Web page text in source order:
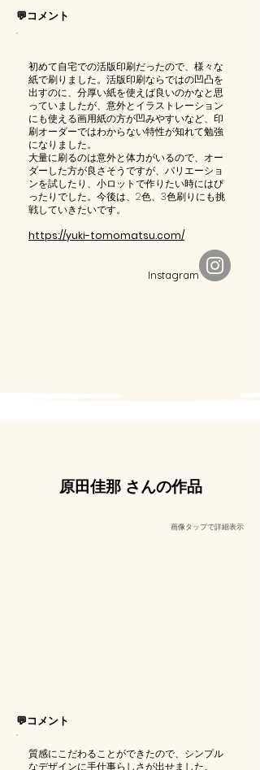
💬コメント
初めて自宅での活版印刷だったので、様々な
紙で刷りました。活版印刷ならではの凹凸を
出すのに、分厚い紙を使えば良いのかなと思
っていましたが、意外とイラストレーション
にも使える画用紙の方が凹みやすいなど、印
刷オーダーではわからない特性が知れて勉強
になりました。
大量に刷るのは意外と体力がいるので、オー
ダーした方が良さそうですが、バリエーショ
ンを試したり、小ロットで作りたい時にはぴ
ったりでした。今後は、2色、3色刷りにも挑
戦していきたいです。
https://yuki-tomomatsu.com/
​Instagram
原田佳那 さんの作品
​画像タップで詳細表示
💬コメント
質感にこだわることができたので、シンプル
なデザインに手仕事らしさが出せました。